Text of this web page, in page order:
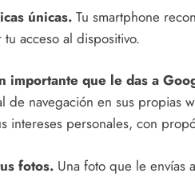
únicas. Tu smartphone
acceso al dispositivo.
importante que le das a
de navegación en sus propias
intereses personales, con
fotos. Una foto que le envías